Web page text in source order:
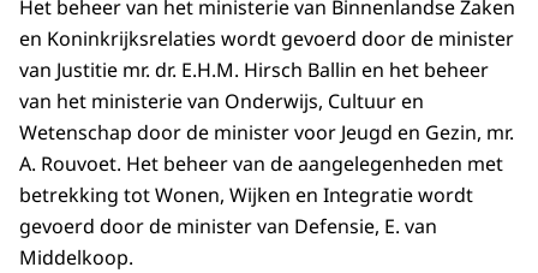
Het beheer van het ministerie van Binnenlandse Zaken
en Koninkrijksrelaties wordt gevoerd door de minister
van Justitie mr. dr. E.H.M. Hirsch Ballin en het beheer
van het ministerie van Onderwijs, Cultuur en
Wetenschap door de minister voor Jeugd en Gezin, mr.
A. Rouvoet. Het beheer van de aangelegenheden met
betrekking tot Wonen, Wijken en Integratie wordt
gevoerd door de minister van Defensie, E. van
Middelkoop.